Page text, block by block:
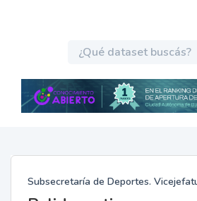
Subsecretaría de Deportes.